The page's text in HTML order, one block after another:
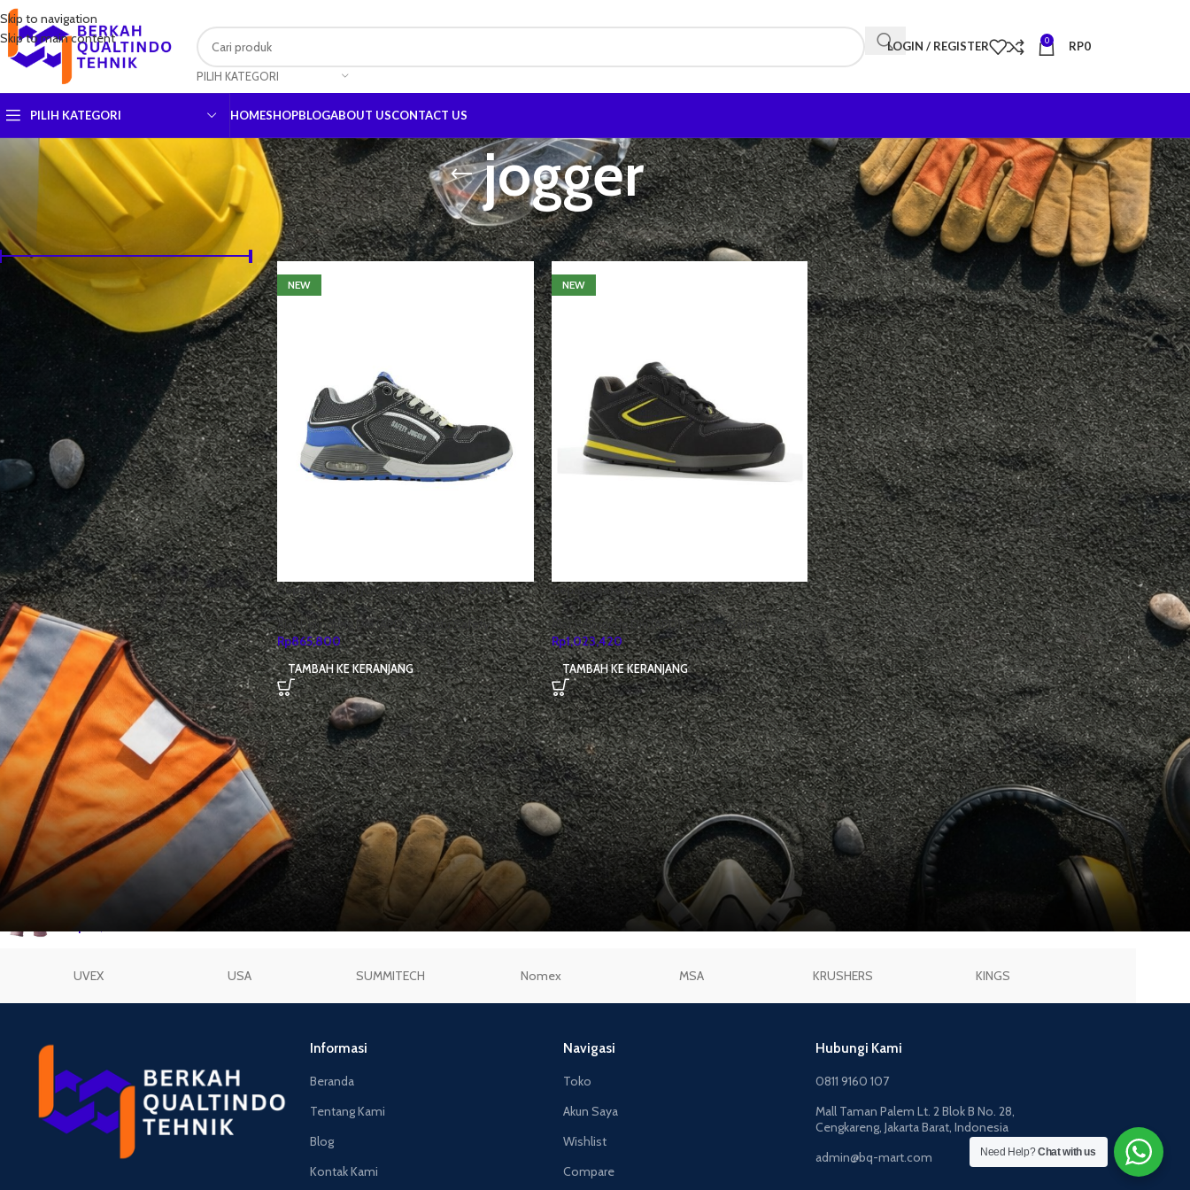
Skip to navigation
Skip to main content
PILIH KATEGORI
LOGIN / REGISTER 0 RP0
PILIH KATEGORI HOMESHOPBLOGABOUT USCONTACT US
jogger
URUTKAN BERDASARKAN HARGA
Rp865,800—Rp1,023,420
URUTKAN BERDASARKAN BRAND
1
STOCK STATUS
Sedang diskon
Stok tersedia
PRODUK RATING TERTINGGI
3M DBI-SALA Suspension
Trauma Safety Straps For
Harness 9501403
Rp 800,000 721,500
Kacamata Safety Eyewear
KINGS KY712
Rp99,900
Sarung Tangan Safety 3M
Comfort Grip
Beranda Produk dengan tag “jogger” Show 9 12 18 24
NEW
Sepatu Safety JOGGER RAPTOR S1P SRC
Alat Pelindung Diri (APD),Sepatu Safety
Rp865,800
TAMBAH KE KERANJANG
NEW
Sepatu Safety Jogger Turbo S3
Alat Pelindung Diri (APD),Sepatu Safety
Rp1,023,420
TAMBAH KE KERANJANG
UVEX USA SUMMITECH Nomex MSA KRUSHERS KINGS
Informasi
Beranda
Tentang Kami
Blog
Kontak Kami
Navigasi
Toko
Akun Saya
Wishlist
Compare
Hubungi Kami
0811 9160 107
Mall Taman Palem Lt. 2 Blok B No. 28,
Cengkareng, Jakarta Barat, Indonesia
admin@bq-mart.com
Need Help?Chat with us